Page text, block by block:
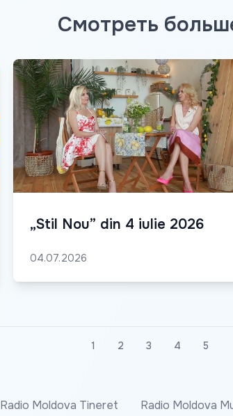
Смотреть
„Stil Nou” din 4 iulie 2026
04.07.2026
1 2 3 4 5
Radio Moldova Tineret Radio Moldova